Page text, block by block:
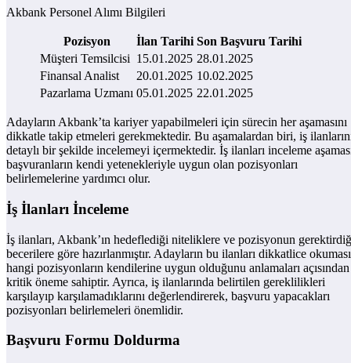
Akbank Personel Alımı Bilgileri
Pozisyon İlan Tarihi Son Başvuru Tarihi
Müşteri Temsilcisi 15.01.2025 28.01.2025
Finansal Analist
20.01.2025 10.02.2025
Pazarlama Uzmanı 05.01.2025 22.01.2025
Adayların Akbank’ta kariyer yapabilmeleri için sürecin her aşamasını
dikkatle takip etmeleri gerekmektedir. Bu aşamalardan biri, iş
detaylı bir şekilde incelemeyi içermektedir. İş ilanları inceleme
başvuranların kendi yetenekleriyle uygun olan pozisyonları
belirlemelerine yardımcı olur.
İş İlanları İnceleme
İş ilanları, Akbank’ın hedeflediği niteliklere ve pozisyonun
becerilere göre hazırlanmıştır. Adayların bu ilanları dikkatlice
hangi pozisyonların kendilerine uygun olduğunu anlamaları açısından
kritik öneme sahiptir. Ayrıca, iş ilanlarında belirtilen gereklilikleri
karşılayıp karşılamadıklarını değerlendirerek, başvuru yapacakları
pozisyonları belirlemeleri önemlidir.
Başvuru Formu Doldurma